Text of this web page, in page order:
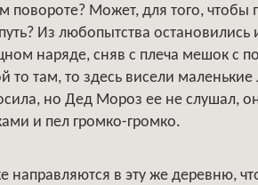
повороте? Может, для того, чтобы
Из любопытства
наряде, сняв с плеча мешок с
там, то здесь висели маленькие
но Дед Мороз ее не слушал,
и пел громко-громко.
направляются в эту же деревню,